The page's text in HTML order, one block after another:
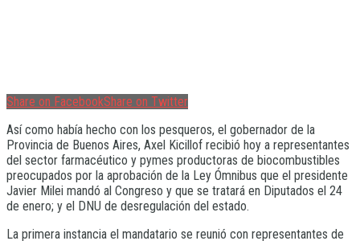
Share on FacebookShare on Twitter
Así como había hecho con los pesqueros, el gobernador de la
Provincia de Buenos Aires, Axel Kicillof recibió hoy a representantes
del sector farmacéutico y pymes productoras de biocombustibles
preocupados por la aprobación de la Ley Ómnibus que el presidente
Javier Milei mandó al Congreso y que se tratará en Diputados el 24
de enero; y el DNU de desregulación del estado.
La primera instancia el mandatario se reunió con representantes de